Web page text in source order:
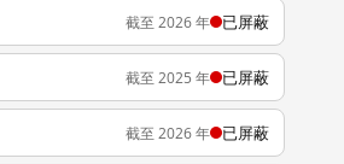
截至 2026 年 已屏蔽
截至 2025 年 已屏蔽
截至 2026 年 已屏蔽